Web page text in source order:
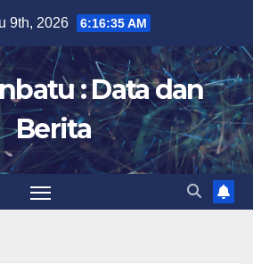
9th, 2026 6:16:36 AM
: Data dan
Berita